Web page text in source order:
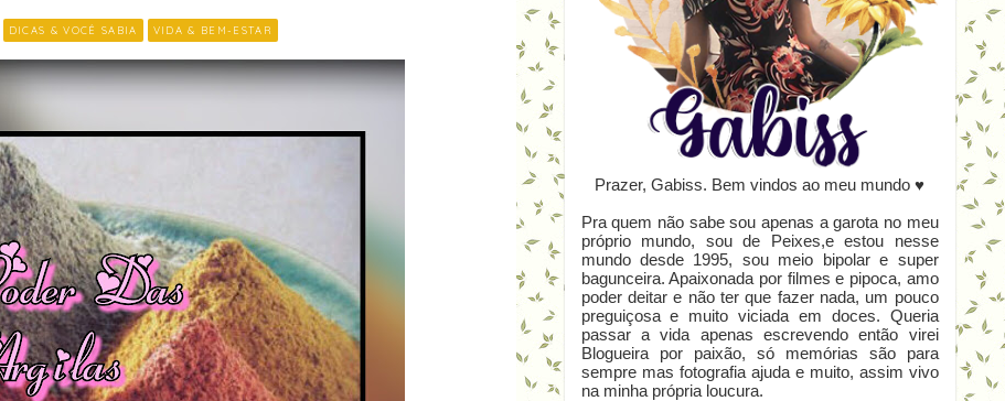
DICAS & VOCÊ SABIA VIDA & BEM-ESTAR
Prazer, Gabiss. Bem vindos ao meu mundo ♥
Pra quem não sabe sou apenas a garota no meu
próprio mundo, sou de Peixes,e estou nesse
mundo desde 1995, sou meio bipolar e super
bagunceira. Apaixonada por filmes e pipoca, amo
poder deitar e não ter que fazer nada, um pouco
preguiçosa e muito viciada em doces. Queria
passar a vida apenas escrevendo então virei
Blogueira por paixão, só memórias são para
sempre mas fotografia ajuda e muito, assim vivo
na minha própria loucura.